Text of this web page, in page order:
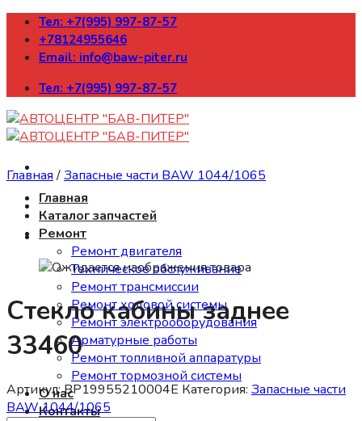
Skip
content
Тел: +7(995) 997-87-57
+78124955646
Email: info@baw-piter.ru
Тел: +7(995) 997-87-57
Главная
Каталог запчастей
Ремонт
Ремонт двигателя
Техническое обслуживание
Ремонт трансмиссии
Ремонт ходовой системы
Ремонт электрооборудования
Арматурные работы
Ремонт топливной аппаратуры
Ремонт тормозной системы
О нас
Контакты
Главная /Запасные части BAW 1044/1065
Стекло кабины заднее
33460
Артикул:BP19955210004E Категория: Запасные части
BAW 1044/1065